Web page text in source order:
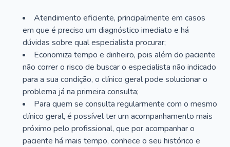
Atendimento eficiente, principalmente em casos
em que é preciso um diagnóstico imediato e há
dúvidas sobre qual especialista procurar;
Economiza tempo e dinheiro, pois além do paciente
não correr o risco de buscar o especialista não indicado
para a sua condição, o clínico geral pode solucionar o
problema já na primeira consulta;
Para quem se consulta regularmente com o mesmo
clínico geral, é possível ter um acompanhamento mais
próximo pelo profissional, que por acompanhar o
paciente há mais tempo, conhece o seu histórico e